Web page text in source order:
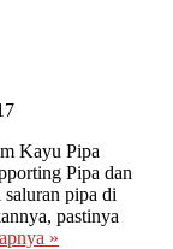
Kayu Pipa
Pipa dan
pipa di
pastinya
»